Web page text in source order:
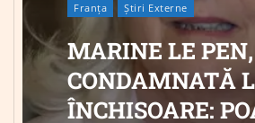
Franța Știri Externe
MARINE LE PEN,
CONDAMNATĂ
ÎNCHISOARE: